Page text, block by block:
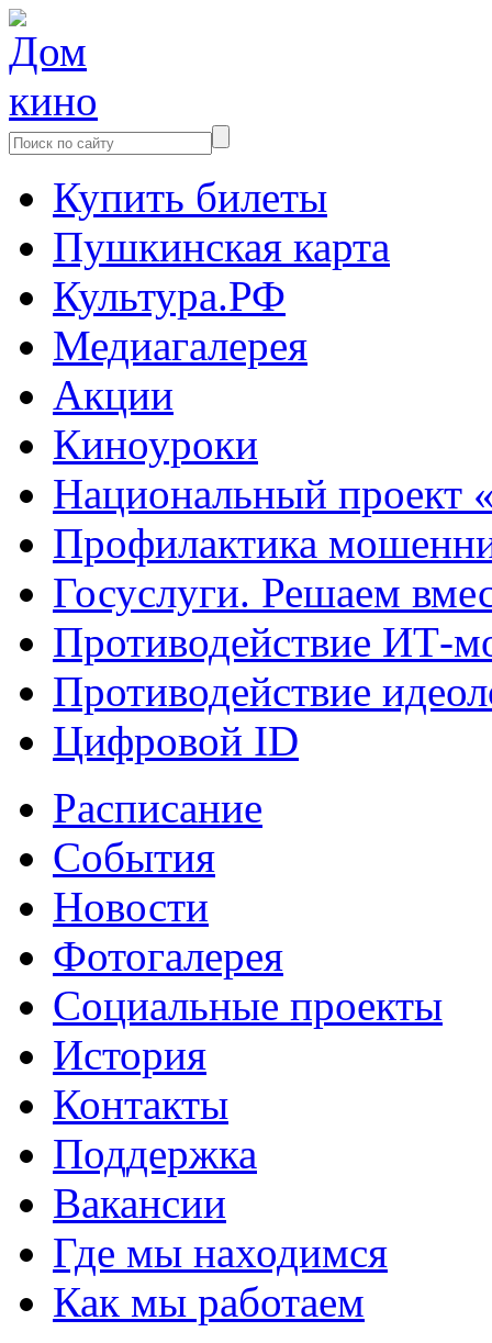
Купить билеты
Пушкинская карта
Культура.РФ
Медиагалерея
Акции
Киноуроки
Национальный проект
Профилактика
Госуслуги. Решаем
Противодействие ИТ-
Противодействие
Цифровой ID
Расписание
События
Новости
Фотогалерея
Социальные проекты
История
Контакты
Поддержка
Вакансии
Где мы находимся
Как мы работаем